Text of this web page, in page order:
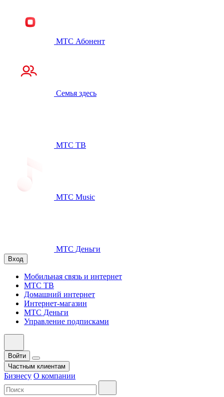
МТС Абонент
Семья здесь
МТС ТВ
МТС Music
МТС Деньги
Вход
Мобильная связь и интернет
МТС ТВ
Домашний интернет
Интернет-магазин
МТС Деньги
Управление подписками
Войти
Частным клиентам
Бизнесу О компании